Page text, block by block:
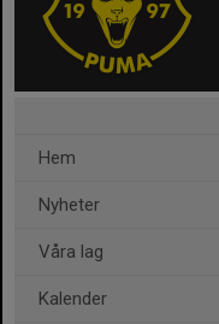
Hem
Nyheter
Våra lag
Kalender